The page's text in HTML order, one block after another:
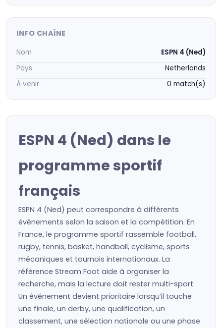
INFO CHAÎNE
Nom
ESPN 4 (Ned)
Pays
Netherlands
À venir
0 match(s)
ESPN 4 (Ned) dans le
programme sportif
français
ESPN 4 (Ned) peut correspondre à différents
événements selon la saison et la compétition. En
France, le programme sportif rassemble football,
rugby, tennis, basket, handball, cyclisme, sports
mécaniques et tournois internationaux. La
référence Stream Foot aide à organiser la
recherche, mais la lecture doit rester multi-sport.
Un événement devient prioritaire lorsqu’il touche
une finale, un derby, une qualification, un
classement, une sélection nationale ou une phase